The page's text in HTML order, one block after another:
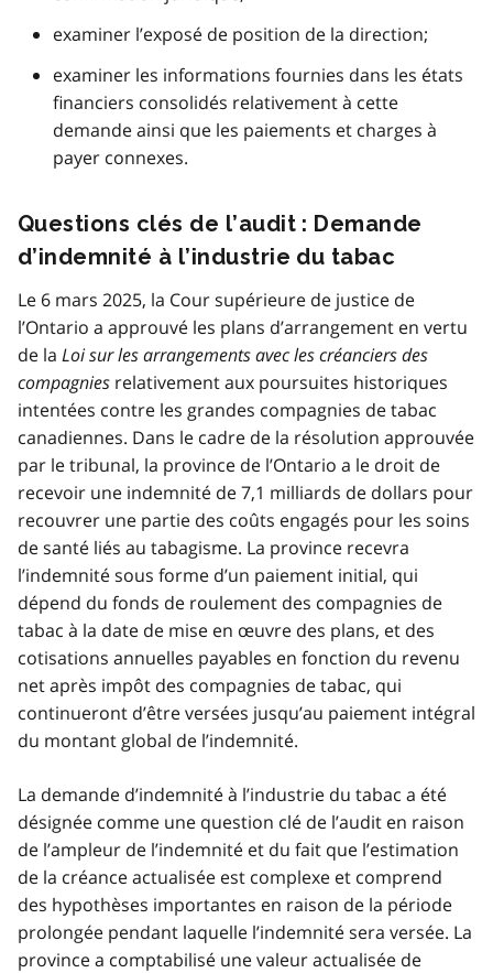
examiner l’exposé de position de la direction;
examiner les informations fournies dans les états
financiers consolidés relativement à cette
demande ainsi que les paiements et charges à
payer connexes.
Questions clés de l’audit : Demande
d’indemnité à l’industrie du tabac
Le 6 mars 2025, la Cour supérieure de justice de
l’Ontario a approuvé les plans d’arrangement en vertu
de la Loi sur les arrangements avec les créanciers des
compagnies relativement aux poursuites historiques
intentées contre les grandes compagnies de tabac
canadiennes. Dans le cadre de la résolution approuvée
par le tribunal, la province de l’Ontario a le droit de
recevoir une indemnité de 7,1 milliards de dollars pour
recouvrer une partie des coûts engagés pour les soins
de santé liés au tabagisme. La province recevra
l’indemnité sous forme d’un paiement initial, qui
dépend du fonds de roulement des compagnies de
tabac à la date de mise en œuvre des plans, et des
cotisations annuelles payables en fonction du revenu
net après impôt des compagnies de tabac, qui
continueront d’être versées jusqu’au paiement intégral
du montant global de l’indemnité.
La demande d’indemnité à l’industrie du tabac a été
désignée comme une question clé de l’audit en raison
de l’ampleur de l’indemnité et du fait que l’estimation
de la créance actualisée est complexe et comprend
des hypothèses importantes en raison de la période
prolongée pendant laquelle l’indemnité sera versée. La
province a comptabilisé une valeur actualisée de